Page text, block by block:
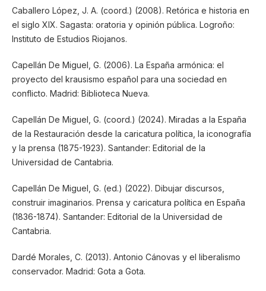
Caballero López, J. A. (coord.) (2008). Retórica e historia en
el siglo XIX. Sagasta: oratoria y opinión pública. Logroño:
Instituto de Estudios Riojanos.
Capellán De Miguel, G. (2006). La España armónica: el
proyecto del krausismo español para una sociedad en
conflicto. Madrid: Biblioteca Nueva.
Capellán De Miguel, G. (coord.) (2024). Miradas a la España
de la Restauración desde la caricatura política, la iconografía
y la prensa (1875-1923). Santander: Editorial de la
Universidad de Cantabria.
Capellán De Miguel, G. (ed.) (2022). Dibujar discursos,
construir imaginarios. Prensa y caricatura política en España
(1836-1874). Santander: Editorial de la Universidad de
Cantabria.
Dardé Morales, C. (2013). Antonio Cánovas y el liberalismo
conservador. Madrid: Gota a Gota.